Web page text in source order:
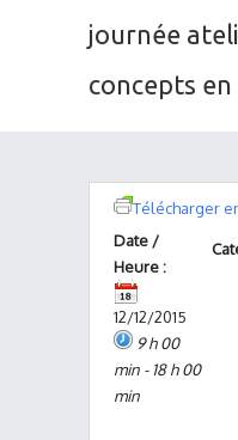
journée
concepts en
Télécharger
Date /
Heure :
12/12/2015
9 h 00
min - 18 h 00
min